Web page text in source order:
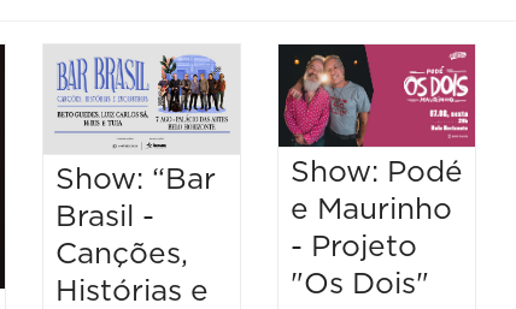
Show: “Bar
Brasil -
Canções,
Histórias e
Show: Podé
e Maurinho
- Projeto
"Os Dois"